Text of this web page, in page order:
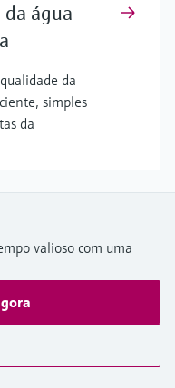
água
da
simples
da
valioso com uma